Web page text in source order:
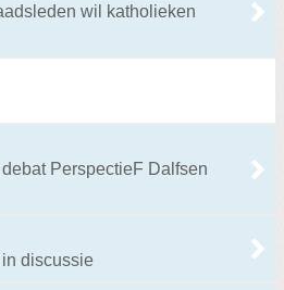
wil katholieken
PerspectieF Dalfsen
discussie